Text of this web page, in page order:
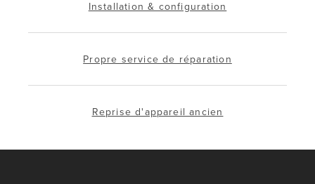
Installation & configuration
Propre service de réparation
Reprise d'appareil ancien